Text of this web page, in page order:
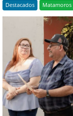
Destacados Matamoros